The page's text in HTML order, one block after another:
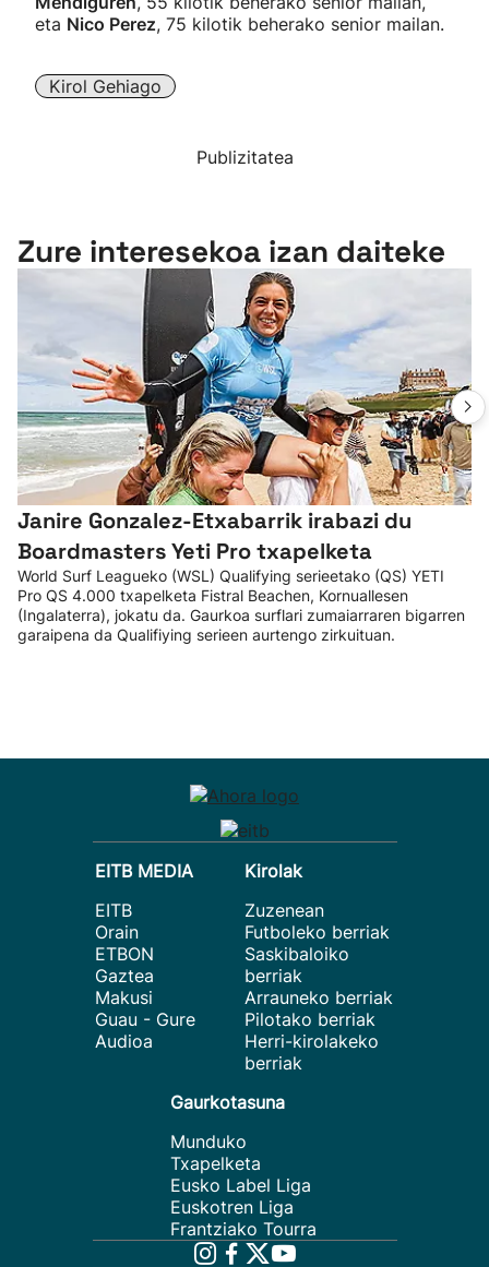
eta Nico Perez, 75 kilotik beherako senior mailan.
Kirol Gehiago
Publizitatea
Zure interesekoa izan daiteke
Janire Gonzalez-Etxabarrik irabazi du
Boardmasters Yeti Pro txapelketa
World Surf Leagueko (WSL) Qualifying serieetako (QS) YETI
Pro QS 4.000 txapelketa Fistral Beachen, Kornuallesen
(Ingalaterra), jokatu da. Gaurkoa surflari zumaiarraren bigarren
garaipena da Qualifiying serieen aurtengo zirkuituan.
EITB MEDIA
EITB
Orain
ETBON
Gaztea
Makusi
Guau - Gure
Audioa
Kirolak
Zuzenean
Futboleko berriak
Saskibaloiko
berriak
Arrauneko berriak
Pilotako berriak
Herri-kirolakeko
berriak
Gaurkotasuna
Munduko
Txapelketa
Eusko Label Liga
Euskotren Liga
Frantziako Tourra